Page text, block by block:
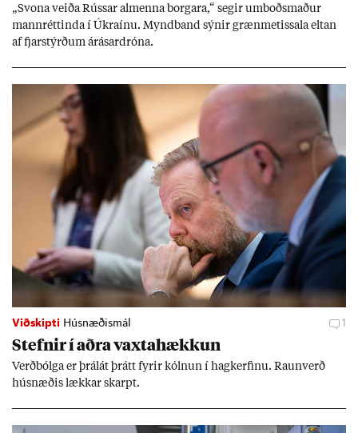
„Svona veiða Rúss­ar al­menna borg­ara,“ seg­ir um­boðs­mað­ur
mann­rétt­inda í Úkraínu. Mynd­band sýn­ir græn­met­issala elt­an
af fjar­stýrð­um árás­ar­dróna.
Viðskipti Húsnæðismál 1
Stefn­ir í aðra vaxta­hækk­un
Verð­bólga er þrálát þrátt fyr­ir kóln­un í hag­kerf­inu. Raun­verð
hús­næð­is lækk­ar skarpt.